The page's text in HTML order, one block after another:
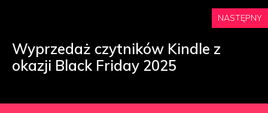
NASTĘPNY
Wyprzedaż czytników Kindle z
okazji Black Friday 2025